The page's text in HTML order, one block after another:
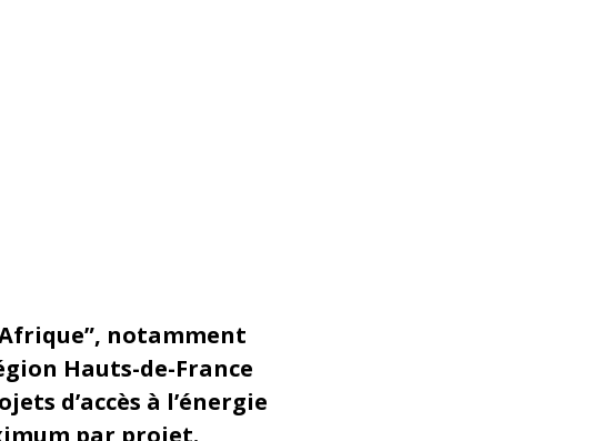
notamment
Hauts-de-France
d’accès à l’énergie
par projet.